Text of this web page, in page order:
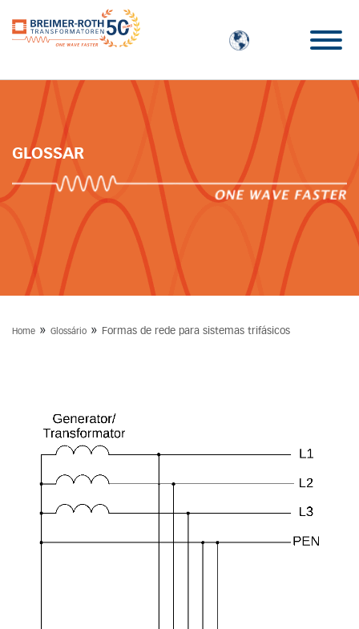
GLOSSAR
Home » Glossário » Formas de rede para sistemas trifásicos